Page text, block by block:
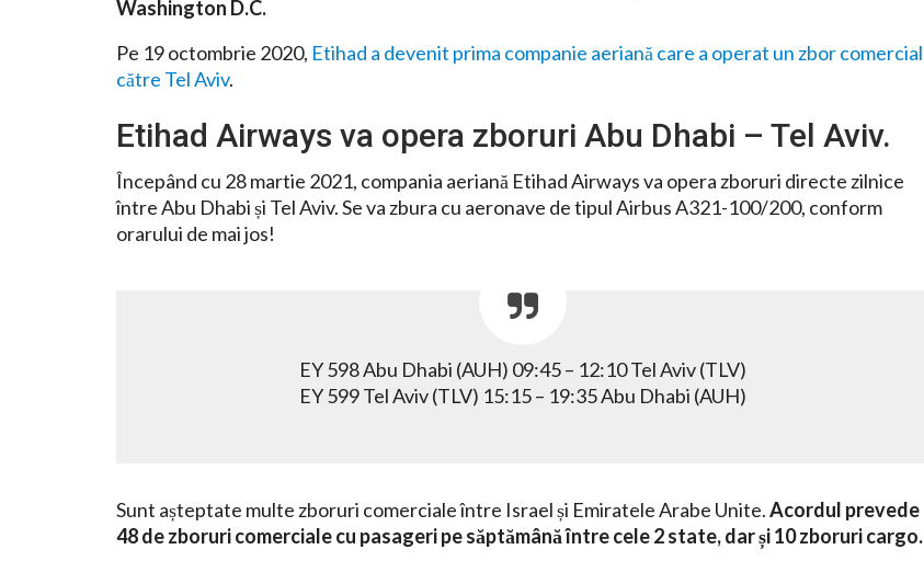
Washington D.C.
Pe 19 octombrie 2020, Etihad a devenit prima companie aeriană care a operat un zbor comercial
către Tel Aviv.
Etihad Airways va opera zboruri Abu Dhabi – Tel Aviv.
Începând cu 28 martie 2021, compania aeriană Etihad Airways va opera zboruri directe zilnice
între Abu Dhabi și Tel Aviv. Se va zbura cu aeronave de tipul Airbus A321-100/200, conform
orarului de mai jos!
EY 598 Abu Dhabi (AUH) 09:45 – 12:10 Tel Aviv (TLV)
EY 599 Tel Aviv (TLV) 15:15 – 19:35 Abu Dhabi (AUH)
Sunt așteptate multe zboruri comerciale între Israel și Emiratele Arabe Unite.Acordul prevede
48 de zboruri comerciale cu pasageri pe săptămână între cele 2 state, dar și 10 zboruri cargo.